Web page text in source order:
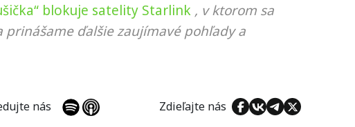
blokuje satelity Starlink , v ktorom sa
prinášame ďalšie zaujímavé pohľady a
nás Zdieľajte nás